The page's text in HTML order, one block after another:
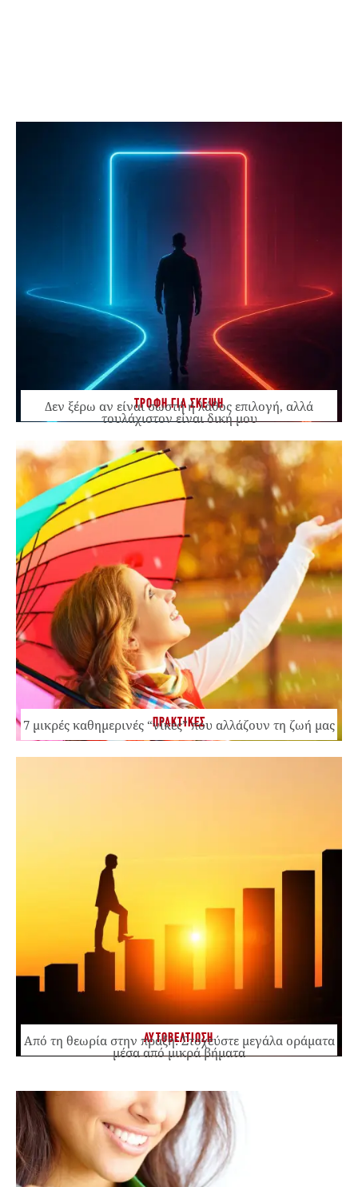
ΤΡΟΦΗ ΓΙΑ ΣΚΕΨΗ
Δεν ξέρω αν είναι σωστή ή λάθος επιλογή, αλλά
τουλάχιστον είναι δική μου
ΠΡΑΚΤΙΚΕΣ
7 μικρές καθημερινές “νίκες” που αλλάζουν τη ζωή μας
ΑΥΤΟΒΕΛΤΙΩΣΗ
Από τη θεωρία στην πράξη: Στοχεύστε μεγάλα οράματα
μέσα από μικρά βήματα